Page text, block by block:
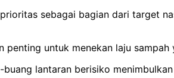
sebagai bagian dari target
untuk menekan laju
lantaran berisiko